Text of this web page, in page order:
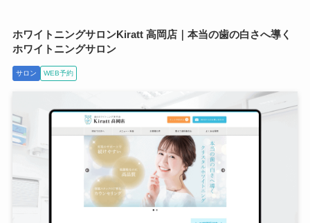
ホワイトニングサロンKiratt 高岡店｜本当の歯の白さへ導く
ホワイトニングサロン
サロン WEB予約